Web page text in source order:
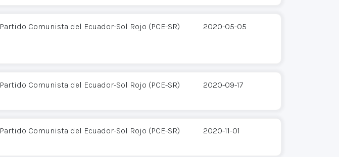
Partido Comunista del Ecuador-Sol Rojo (PCE-SR) 2020-05-05
Partido Comunista del Ecuador-Sol Rojo (PCE-SR) 2020-09-17
Partido Comunista del Ecuador-Sol Rojo (PCE-SR) 2020-11-01